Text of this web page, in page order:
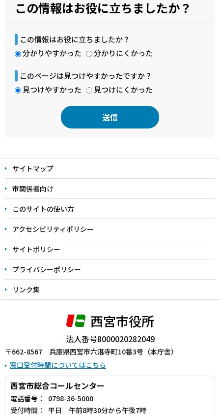
この情報はお役に立ちましたか？
この情報はお役に立ちましたか？
分かりやすかった
分かりにくかった
このページは見つけやすかったですか？
見つけやすかった
見つけにくかった
文
こ
こ
ま
で
サイトマップ
市関係者向け
このサイトの使い方
アクセシビリティポリシー
サイトポリシー
プライバシーポリシー
リンク集
西宮市役所
法人番号8000020282049
〒662-8567 兵庫県西宮市六湛寺町10番3号（本庁舎）
窓口受付時間についてはこちら
西宮市総合コールセンター
電話番号：
0798-36-5000
受付時間：
平日 午前8時30分から午後7時